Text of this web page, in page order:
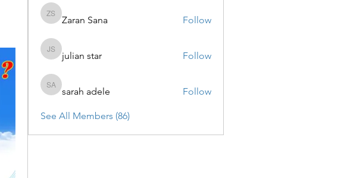
Zaran Sana
Zaran Sana Follow
julian star
julian star Follow
sarah adele
sarah adele Follow
See All Members (86)